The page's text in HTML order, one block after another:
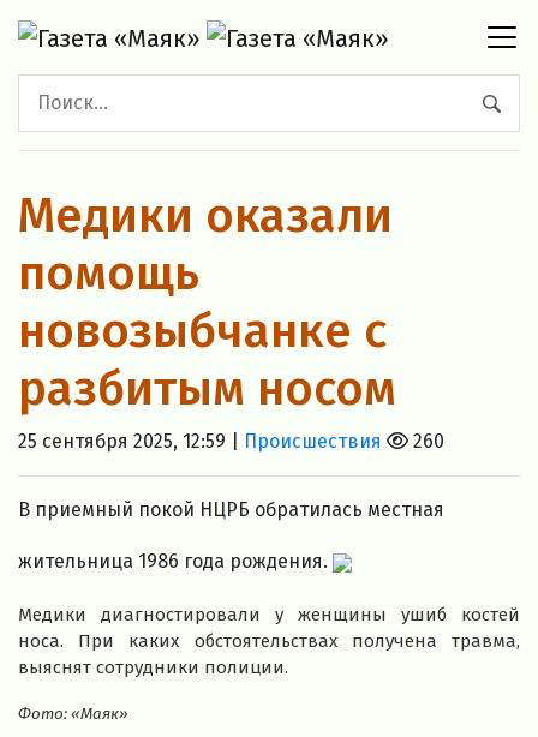
Медики оказали
помощь
новозыбчанке с
разбитым носом
25 сентября 2025, 12:59 | Происшествия 260
В приемный покой НЦРБ обратилась местная
жительница 1986 года рождения.
Медики диагностировали у женщины ушиб костей
носа. При каких обстоятельствах получена травма,
выяснят сотрудники полиции.
Фото: «Маяк»